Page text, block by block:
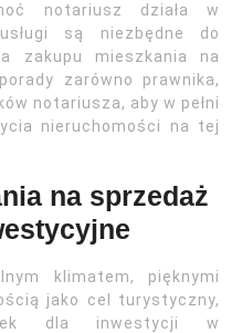
notariusz działa w
są niezbędne do
zakupu mieszkania na
zarówno prawnika,
notariusza, aby w pełni
nieruchomości na tej
na sprzedaż
klimatem, pięknymi
jako cel turystyczny,
dla inwestycji w